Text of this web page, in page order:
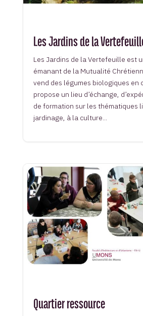
Les Jardins de la
Les Jardins de la Vertefeuille est
émanant de la Mutualité
vend des légumes biologiques en
propose un lieu d’échange,
de formation sur les thématiques
jardinage, à la culture...
Quartier ressource